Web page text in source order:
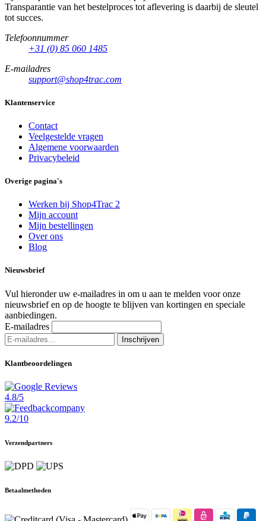
Transparantie van het bestelproces tot aflevering is daarbij de sleutel
tot succes.
Telefoonnummer
+31 (0) 85 060 1485
E-mailadres
support@shop4trac.com
Klantenservice
Contact
Veelgestelde vragen
Algemene voorwaarden
Privacybeleid
Overige pagina's
Werken bij Shop4Trac 2
Mijn account
Mijn bestellingen
Over ons
Blog
Nieuwsbrief
Vul hieronder uw e-mailadres in om u aan te melden voor onze
nieuwsbrief en op de hoogte te blijven van kortingen en speciale
aanbiedingen.
E-mailadres
Inschrijven
Klantbeoordelingen
4.8/5
9.2/10
Verzendpartners
Betaalmethoden